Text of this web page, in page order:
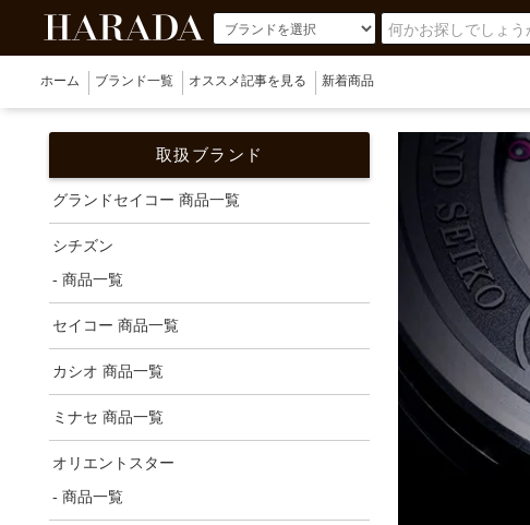
ホーム ブランド一覧 オススメ記事を見る 新着商品
取扱ブランド
グランドセイコー 商品一覧
シチズン
- 商品一覧
セイコー 商品一覧
カシオ 商品一覧
ミナセ 商品一覧
オリエントスター
- 商品一覧